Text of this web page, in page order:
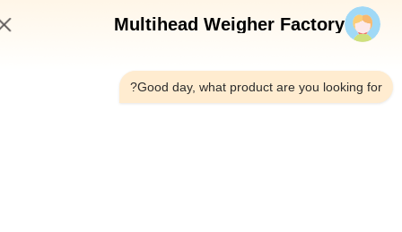
Multihead Weigher Factory
Good day, what product are you looking